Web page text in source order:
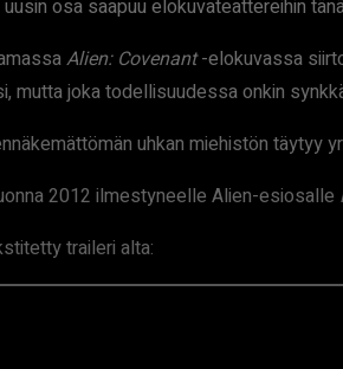
osa saapuu elokuvateattereihin
Alien: Covenant-elokuvassa
mutta joka todellisuudessa onkin
uhkan miehistön täytyy
2012 ilmestyneelle Alien-esiosalle
traileri alta: